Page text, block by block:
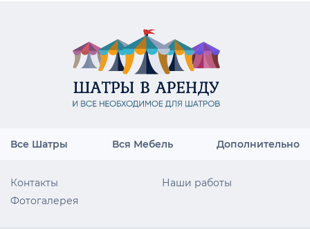
Все Шатры Вся Мебель Дополнительно
Контакты
Наши работы
Фотогалерея